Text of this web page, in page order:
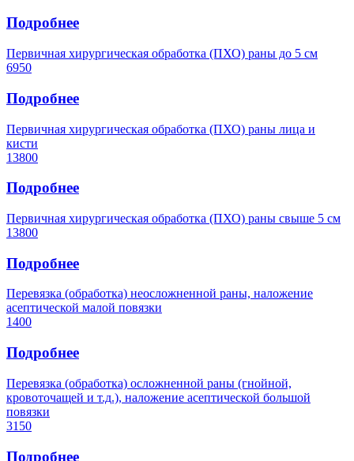
Подробнее
Первичная хирургическая обработка (ПХО) раны до 5 см
6950
Подробнее
Первичная хирургическая обработка (ПХО) раны лица и
кисти
13800
Подробнее
Первичная хирургическая обработка (ПХО) раны свыше 5 см
13800
Подробнее
Перевязка (обработка) неосложненной раны, наложение
асептической малой повязки
1400
Подробнее
Перевязка (обработка) осложненной раны (гнойной,
кровоточащей и т.д.), наложение асептической большой
повязки
3150
Подробнее